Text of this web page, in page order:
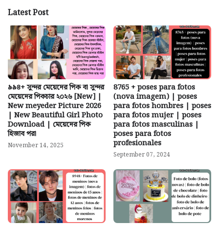
Latest Post
৯৯৪+ সুন্দর মেয়েদের পিক বা সুন্দর
মেয়েদের পিকচার ২০২৬ [New] |
New meyeder Picture 2026
| New Beautiful Girl Photo
Download | মেয়েদের পিক
হিজাব পরা
November 14, 2025
8765 + poses para fotos
(nova imagem) | poses
para fotos hombres | poses
para fotos mujer | poses
para fotos masculinas |
poses para fotos
profesionales
September 07, 2024